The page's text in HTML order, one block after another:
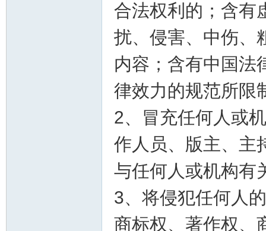
合法权利的；含有
扰、侵害、中伤、
内容；含有中国法
律效力的规范所限
2、冒充任何人或
作人员、版主、主
与任何人或机构有
3、将侵犯任何人
商标权、著作权、